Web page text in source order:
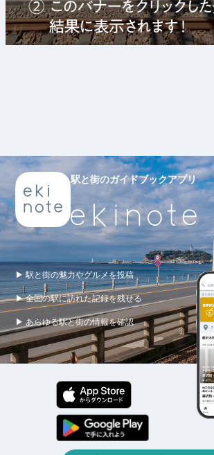
駅と街のガイドブックアプリ
▶ 駅と街の魅力やグルメを投稿
▶ 全国の駅に訪れた記録を残せる
▶ あらゆる駅と街の情報を確認